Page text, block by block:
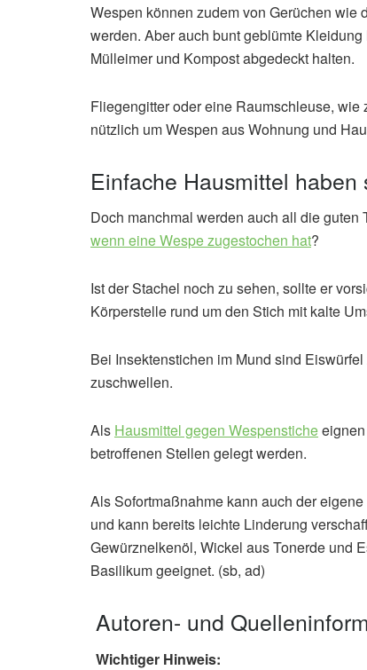
Wespen können zudem von Gerüchen wie
werden. Aber auch bunt geblümte
Mülleimer und Kompost abgedeckt halten.
Fliegengitter oder eine Raumschleuse,
nützlich um Wespen aus Wohnung und
Einfache Hausmittel haben
Doch manchmal werden auch all die
wenn eine Wespe zugestochen hat?
Ist der Stachel noch zu sehen, sollte er
Körperstelle rund um den Stich mit kalte
Bei Insektenstichen im Mund sind
zuschwellen.
Als Hausmittel gegen Wespenstiche
betroffenen Stellen gelegt werden.
Als Sofortmaßnahme kann auch der
und kann bereits leichte Linderung
Gewürznelkenöl, Wickel aus Tonerde und
Basilikum geeignet. (sb, ad)
Autoren- und
Wichtiger Hinweis: